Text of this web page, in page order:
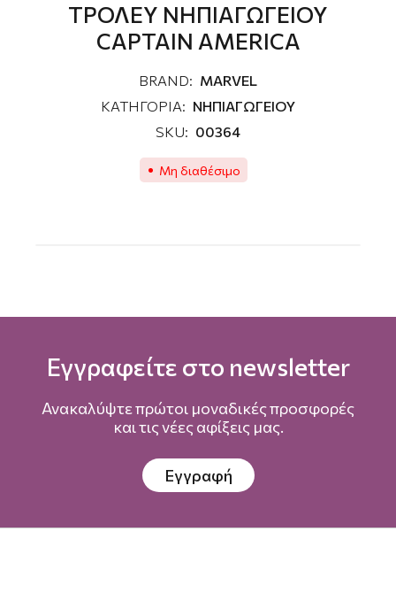
ΤΡΟΛΕΥ ΝΗΠΙΑΓΩΓΕΙΟΥ
CAPTAIN AMERICA
BRAND: MARVEL
ΚΑΤΗΓΟΡΙΑ: ΝΗΠΙΑΓΩΓΕΙΟΥ
SKU: 00364
Μη διαθέσιμο
Εγγραφείτε στο newsletter
Ανακαλύψτε πρώτοι μοναδικές προσφορές
και τις νέες αφίξεις μας.
Εγγραφή